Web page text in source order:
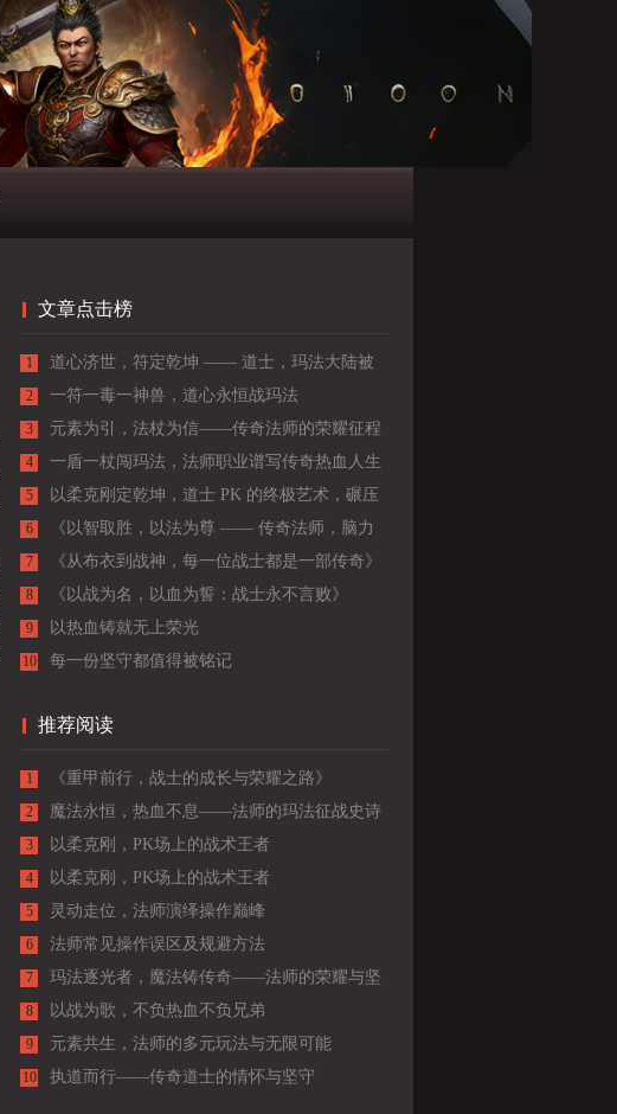
文章点击榜
1
道心济世，符定乾坤 —— 道士，玛法大陆被
低估的全能王者
2 一符一毒一神兽，道心永恒战玛法
3 元素为引，法杖为信——传奇法师的荣耀征程
4 一盾一杖闯玛法，法师职业谱写传奇热血人生
5
以柔克刚定乾坤，道士 PK 的终极艺术，碾压
战士与法师
6
《以智取胜，以法为尊 —— 传奇法师，脑力
与战力的完美结合》
7 《从布衣到战神，每一位战士都是一部传奇》
8 《以战为名，以血为誓：战士永不言败》
9 以热血铸就无上荣光
10 每一份坚守都值得被铭记
推荐阅读
1 《重甲前行，战士的成长与荣耀之路》
2 魔法永恒，热血不息——法师的玛法征战史诗
3 以柔克刚，PK场上的战术王者
4 以柔克刚，PK场上的战术王者
5 灵动走位，法师演绎操作巅峰
6 法师常见操作误区及规避方法
7
玛法逐光者，魔法铸传奇——法师的荣耀与坚
守
8 以战为歌，不负热血不负兄弟
9 元素共生，法师的多元玩法与无限可能
10 执道而行——传奇道士的情怀与坚守